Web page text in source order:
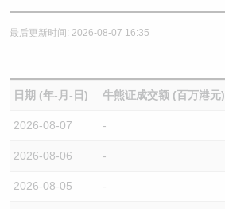
最后更新时间: 2026-08-07 16:35
日期 (年-月-日) 牛熊证成交额 (百万港元)
2026-08-07 -
2026-08-06 -
2026-08-05 -